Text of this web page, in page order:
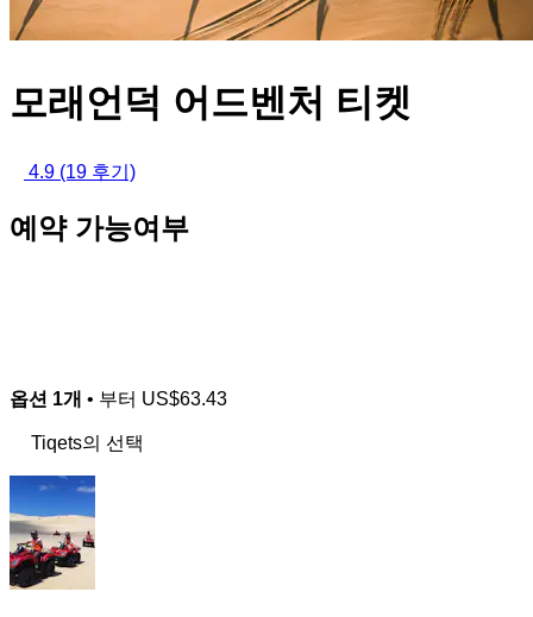
모래언덕 어드벤처 티켓
4.9 (19 후기)
예약 가능여부
옵션 1개 • 부터 US$63.43
Tiqets의 선택